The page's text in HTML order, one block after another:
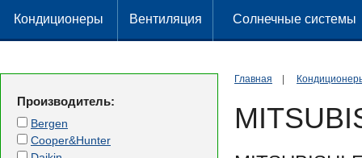
Кондиционеры Вентиляция Солнечные системы
Главная
Производитель:
Bergen
Cooper&Hunter